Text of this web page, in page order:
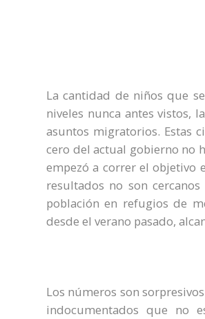
La cantidad de niños que
niveles nunca antes vistos,
asuntos migratorios. Estas
cero del actual gobierno no
empezó a correr el objetivo
resultados no son
población en refugios de
desde el verano pasado,
Los números son
indocumentados que no